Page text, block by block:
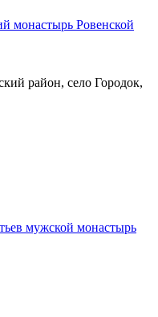
монастырь Ровенской
район, село Городок,
мужской монастырь